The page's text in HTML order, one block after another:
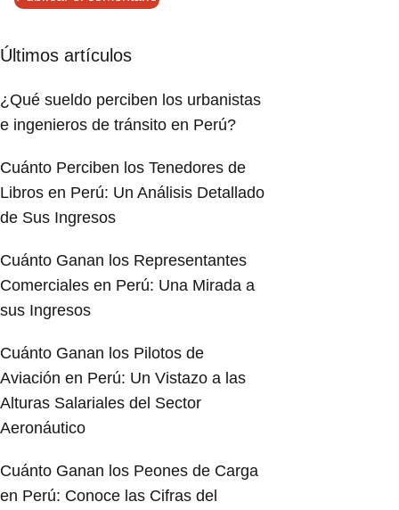
Últimos artículos
¿Qué sueldo perciben los urbanistas
e ingenieros de tránsito en Perú?
Cuánto Perciben los Tenedores de
Libros en Perú: Un Análisis Detallado
de Sus Ingresos
Cuánto Ganan los Representantes
Comerciales en Perú: Una Mirada a
sus Ingresos
Cuánto Ganan los Pilotos de
Aviación en Perú: Un Vistazo a las
Alturas Salariales del Sector
Aeronáutico
Cuánto Ganan los Peones de Carga
en Perú: Conoce las Cifras del